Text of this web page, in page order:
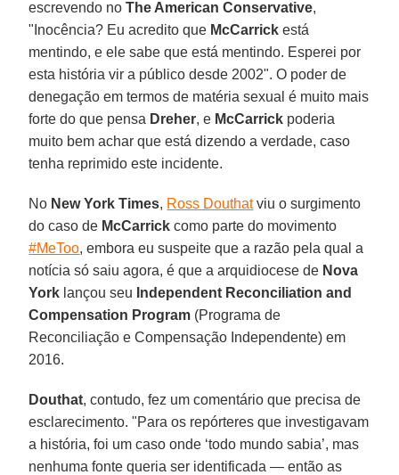
escrevendo noThe American Conservative,
"Inocência? Eu acredito que McCarrick está
mentindo, e ele sabe que está mentindo. Esperei por
esta história vir a público desde 2002". O poder de
denegação em termos de matéria sexual é muito mais
forte do que pensa Dreher, e McCarrick poderia
muito bem achar que está dizendo a verdade, caso
tenha reprimido este incidente.
No New York Times, Ross Douthatviu o surgimento
do caso de McCarrick como parte do movimento
#MeToo, embora eu suspeite que a razão pela qual a
notícia só saiu agora, é que a arquidiocese de Nova
York lançou seu Independent Reconciliation and
Compensation Program (Programa de
Reconciliação e Compensação Independente) em
2016.
Douthat, contudo, fez um comentário que precisa de
esclarecimento. "Para os repórteres que investigavam
a história, foi um caso onde ‘todo mundo sabia’, mas
nenhuma fonte queria ser identificada — então as